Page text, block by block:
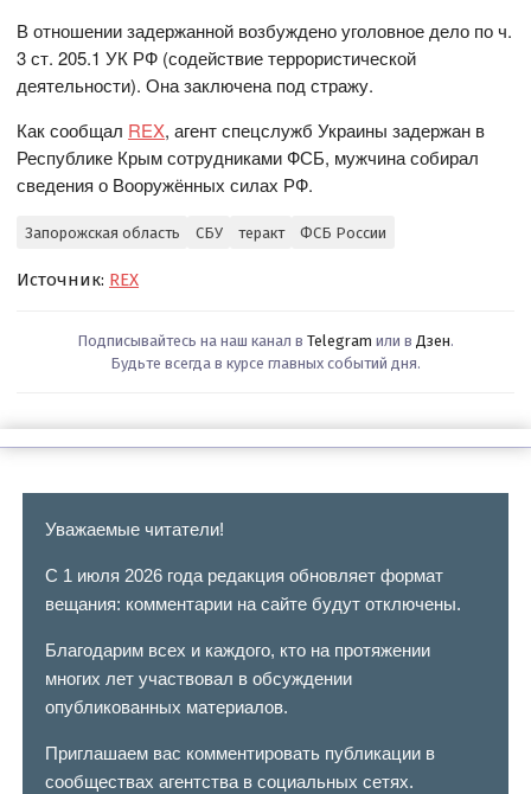
В отношении задержанной возбуждено уголовное дело по ч.
3 ст. 205.1 УК РФ (содействие террористической
деятельности). Она заключена под стражу.
Как сообщал REX, агент спецслужб Украины задержан в
Республике Крым сотрудниками ФСБ, мужчина собирал
сведения о Вооружённых силах РФ.
Запорожская область СБУ теракт ФСБ России
Источник: REX
Подписывайтесь на наш канал в Telegram или в Дзен.
Будьте всегда в курсе главных событий дня.
Уважаемые читатели!
С 1 июля 2026 года редакция обновляет формат
вещания: комментарии на сайте будут отключены.
Благодарим всех и каждого, кто на протяжении
многих лет участвовал в обсуждении
опубликованных материалов.
Приглашаем вас комментировать публикации в
сообществах агентства в социальных сетях.